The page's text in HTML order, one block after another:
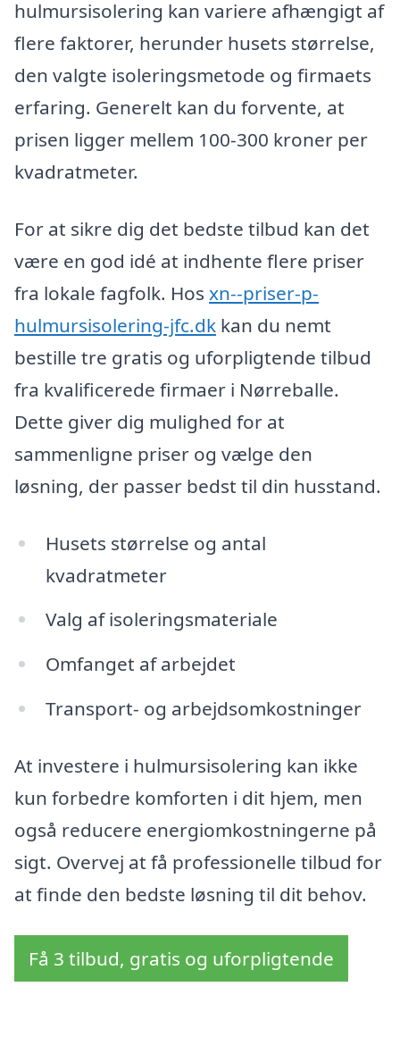
hulmursisolering kan variere afhængigt af
flere faktorer, herunder husets størrelse,
den valgte isoleringsmetode og firmaets
erfaring. Generelt kan du forvente, at
prisen ligger mellem 100-300 kroner per
kvadratmeter.
For at sikre dig det bedste tilbud kan det
være en god idé at indhente flere priser
fra lokale fagfolk. Hos xn--priser-p-
hulmursisolering-jfc.dk kan du nemt
bestille tre gratis og uforpligtende tilbud
fra kvalificerede firmaer i Nørreballe.
Dette giver dig mulighed for at
sammenligne priser og vælge den
løsning, der passer bedst til din husstand.
Husets størrelse og antal
kvadratmeter
Valg af isoleringsmateriale
Omfanget af arbejdet
Transport- og arbejdsomkostninger
At investere i hulmursisolering kan ikke
kun forbedre komforten i dit hjem, men
også reducere energiomkostningerne på
sigt. Overvej at få professionelle tilbud for
at finde den bedste løsning til dit behov.
Få 3 tilbud, gratis og uforpligtende